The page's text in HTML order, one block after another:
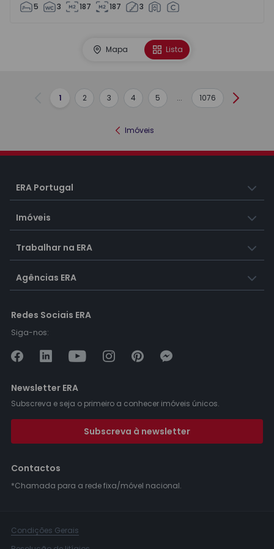
5 3 187 187 3
Mapa Lista
Anterior
1 2 3 4 5 ... 1076
Imóveis
ERA Portugal
Imóveis
Trabalhar na ERA
Agências ERA
Redes Sociais ERA
Siga-nos:
Newsletter ERA
Subscreva e seja o primeiro a conhecer imóveis únicos.
Subscreva à newsletter
Contactos
*Chamada para a rede fixa/móvel nacional.
Condições Gerais